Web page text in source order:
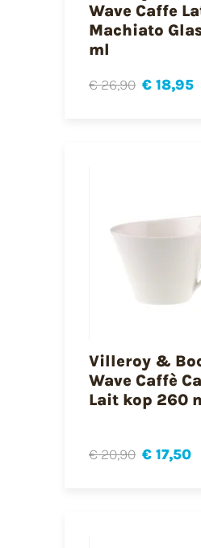
Wave Caffe
Machiato
ml
€ 26,90 € 18,95
Villeroy &
Wave Caffè
Lait kop 260
€ 20,90 € 17,50